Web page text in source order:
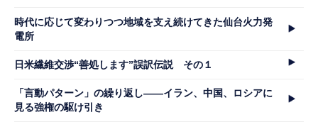
時代に応じて変わりつつ地域を支え続けてきた仙台火力発
電所
日米繊維交渉“善処します”誤訳伝説 その１
「言動パターン」の繰り返し――イラン、中国、ロシアに
見る強権の駆け引き